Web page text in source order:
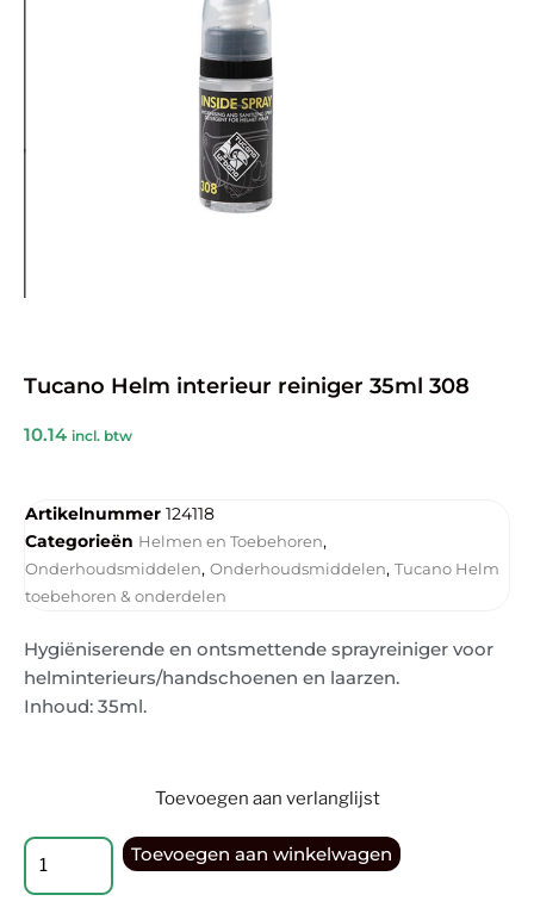
Tucano Helm interieur reiniger 35ml 308
10.14 incl. btw
Artikelnummer 124118
Categorieën Helmen en Toebehoren,
Onderhoudsmiddelen, Onderhoudsmiddelen, Tucano Helm
toebehoren & onderdelen
Hygiëniserende en ontsmettende sprayreiniger voor
helminterieurs/handschoenen en laarzen.
Inhoud: 35ml.
Toevoegen aan verlanglijst
Toevoegen aan winkelwagen